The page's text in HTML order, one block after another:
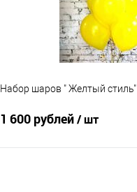
Набор шаров " Желтый стиль"
1 600 рублей/ шт